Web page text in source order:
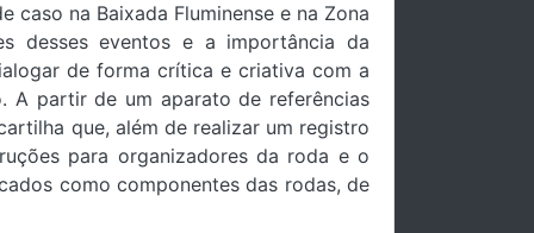
caso na Baixada Fluminense e na Zona
desses eventos e a importância da
de forma crítica e criativa com a
A partir de um aparato de referências
que, além de realizar um registro
para organizadores da roda e o
como componentes das rodas, de